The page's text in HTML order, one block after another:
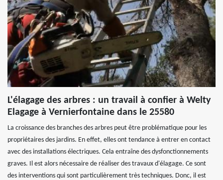
L'élagage des arbres : un travail à confier à Welty
Elagage à Vernierfontaine dans le 25580
La croissance des branches des arbres peut être problématique pour les
propriétaires des jardins. En effet, elles ont tendance à entrer en contact
avec des installations électriques. Cela entraîne des dysfonctionnements
graves. Il est alors nécessaire de réaliser des travaux d'élagage. Ce sont
des interventions qui sont particulièrement très techniques. Donc, il est